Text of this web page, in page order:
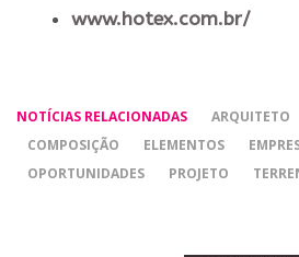
www.hotex.com.br/
NOTÍCIAS RELACIONADAS ARQUITETO
COMPOSIÇÃO
ELEMENTOS
OPORTUNIDADES
PROJETO